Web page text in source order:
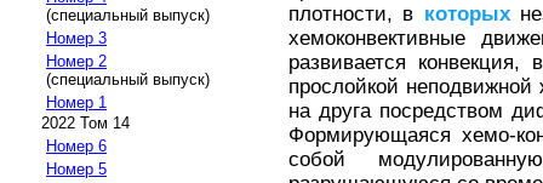
(специальный выпуск)
Номер 3
Номер 2
(специальный выпуск)
Номер 1
2022 Том 14
Номер 6
Номер 5
плотности, в которых
хемоконвективные
развивается
прослойкой неподвижной
на друга посредством
Формирующаяся хемо-
собой